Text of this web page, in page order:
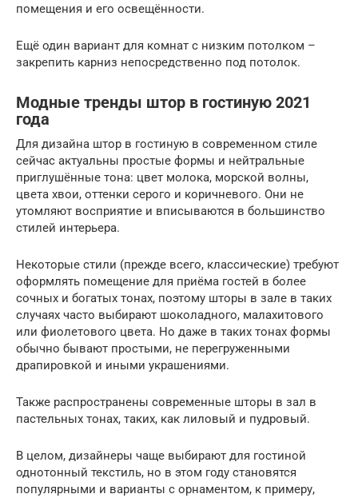
помещения и его освещённости.
Ещё один вариант для комнат с низким потолком –
закрепить карниз непосредственно под потолок.
Модные тренды штор в гостиную 2021
года
Для дизайна штор в гостиную в современном стиле
сейчас актуальны простые формы и нейтральные
приглушённые тона: цвет молока, морской волны,
цвета хвои, оттенки серого и коричневого. Они не
утомляют восприятие и вписываются в большинство
стилей интерьера.
Некоторые стили (прежде всего, классические) требуют
оформлять помещение для приёма гостей в более
сочных и богатых тонах, поэтому шторы в зале в таких
случаях часто выбирают шоколадного, малахитового
или фиолетового цвета. Но даже в таких тонах формы
обычно бывают простыми, не перегруженными
драпировкой и иными украшениями.
Также распространены современные шторы в зал в
пастельных тонах, таких, как лиловый и пудровый.
В целом, дизайнеры чаще выбирают для гостиной
однотонный текстиль, но в этом году становятся
популярными и варианты с орнаментом, к примеру,